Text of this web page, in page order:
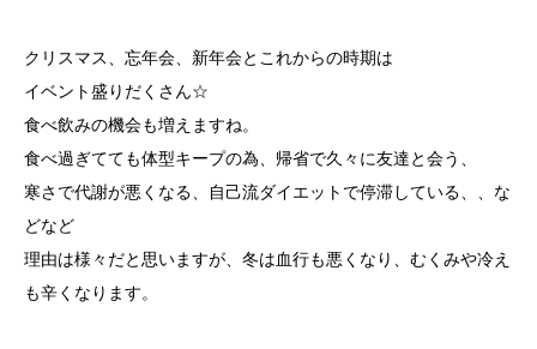
クリスマス、忘年会、新年会とこれからの時期は
イベント盛りだくさん☆
食べ飲みの機会も増えますね。
食べ過ぎてても体型キープの為、帰省で久々に友達と会う、
寒さで代謝が悪くなる、自己流ダイエットで停滞している、、な
どなど
理由は様々だと思いますが、冬は血行も悪くなり、むくみや冷え
も辛くなります。